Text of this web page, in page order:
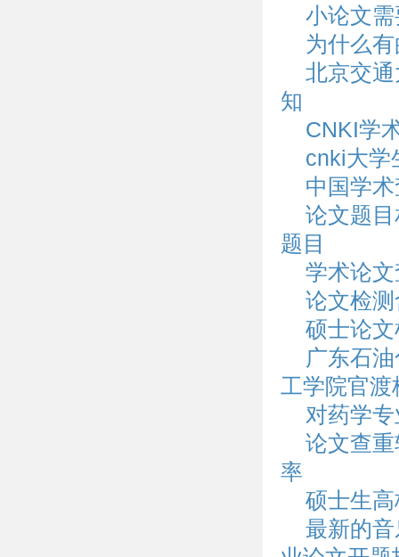
小论文
为什么
北京交
知
CNKI学
cnki大学
中国学
论文题
题目
学术论
论文检
硕士论
广东石
工学院官渡
对药学
论文查
率
硕士生
最新的